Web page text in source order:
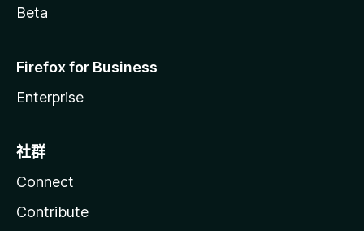
Beta
Firefox for Business
Enterprise
社群
Connect
Contribute